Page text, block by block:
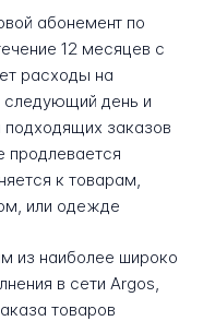
абонемент по
12 месяцев с
расходы на
следующий день и
подходящих заказов
продлевается
к товарам,
или одежде
из наиболее широко
в сети Argos,
товаров